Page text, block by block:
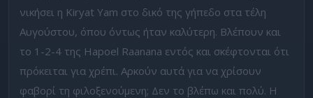
νικήσει η Kiryat Yam στο δικό της γήπεδο στα τέλη
Αυγούστου, όπου όντως ήταν καλύτερη. Βλέπουν και
το 1-2-4 της Hapoel Raanana εντός και σκέφτονται ότι
πρόκειται για χρέπι. Αρκούν αυτά για να χρίσουν
φαβορί τη φιλοξενούμενη; Δεν το βλέπω και πολύ. Η